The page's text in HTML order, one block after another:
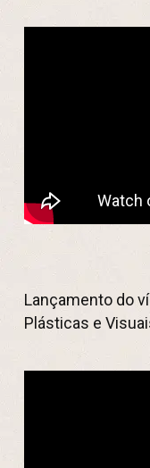
Lançamento do
Plásticas e